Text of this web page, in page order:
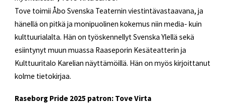
Tove toimii Åbo Svenska Teaternin viestintävastaavana, ja
hänellä on pitkä ja monipuolinen kokemus niin media- kuin
kulttuurialalta. Hän on työskennellyt Svenska Ylellä sekä
esiintynyt muun muassa Raaseporin Kesäteatterin ja
Kulttuuritalo Karelian näyttämöillä. Hän on myös kirjoittanut
kolme tietokirjaa.
Raseborg Pride 2025 patron: Tove Virta